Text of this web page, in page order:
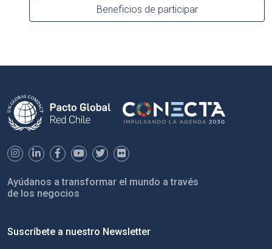
Beneficios de participar
Ayúdanos a transformar el mundo a través
de los negocios
Suscríbete a nuestro Newsletter